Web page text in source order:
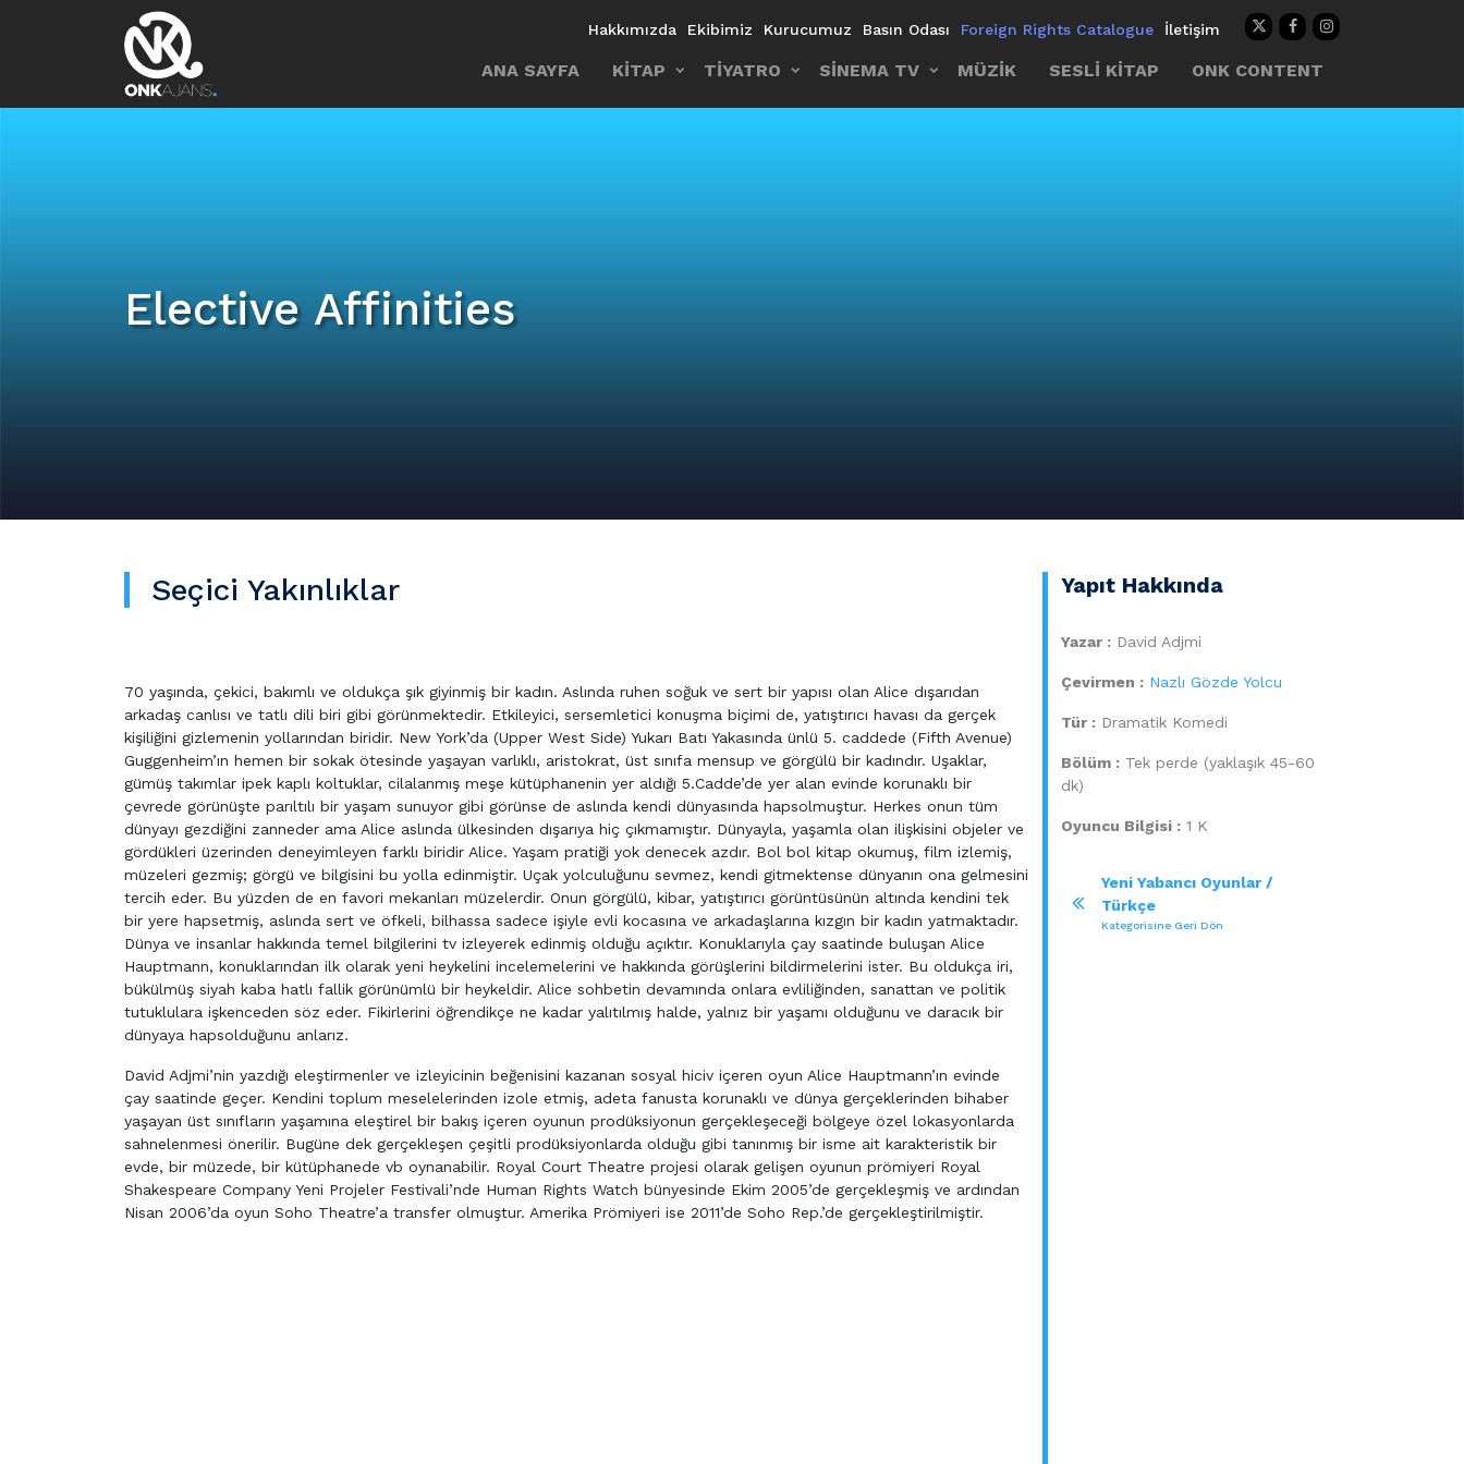
Hakkımızda Ekibimiz Kurucumuz Basın Odası Foreign Rights Catalogue İletişim
ANA SAYFA KİTAP TİYATRO SİNEMA TV MÜZİK SESLİ KİTAP ONK CONTENT
Elective Affinities
Seçici Yakınlıklar
70 yaşında, çekici, bakımlı ve oldukça şık giyinmiş bir kadın. Aslında ruhen soğuk ve sert bir yapısı olan Alice dışarıdan
arkadaş canlısı ve tatlı dili biri gibi görünmektedir. Etkileyici, sersemletici konuşma biçimi de, yatıştırıcı havası da gerçek
kişiliğini gizlemenin yollarından biridir. New York’da (Upper West Side) Yukarı Batı Yakasında ünlü 5. caddede (Fifth Avenue)
Guggenheim’ın hemen bir sokak ötesinde yaşayan varlıklı, aristokrat, üst sınıfa mensup ve görgülü bir kadındır. Uşaklar,
gümüş takımlar ipek kaplı koltuklar, cilalanmış meşe kütüphanenin yer aldığı 5.Cadde’de yer alan evinde korunaklı bir
çevrede görünüşte parıltılı bir yaşam sunuyor gibi görünse de aslında kendi dünyasında hapsolmuştur. Herkes onun tüm
dünyayı gezdiğini zanneder ama Alice aslında ülkesinden dışarıya hiç çıkmamıştır. Dünyayla, yaşamla olan ilişkisini objeler ve
gördükleri üzerinden deneyimleyen farklı biridir Alice. Yaşam pratiği yok denecek azdır. Bol bol kitap okumuş, film izlemiş,
müzeleri gezmiş; görgü ve bilgisini bu yolla edinmiştir. Uçak yolculuğunu sevmez, kendi gitmektense dünyanın ona gelmesini
tercih eder. Bu yüzden de en favori mekanları müzelerdir. Onun görgülü, kibar, yatıştırıcı görüntüsünün altında kendini tek
bir yere hapsetmiş, aslında sert ve öfkeli, bilhassa sadece işiyle evli kocasına ve arkadaşlarına kızgın bir kadın yatmaktadır.
Dünya ve insanlar hakkında temel bilgilerini tv izleyerek edinmiş olduğu açıktır. Konuklarıyla çay saatinde buluşan Alice
Hauptmann, konuklarından ilk olarak yeni heykelini incelemelerini ve hakkında görüşlerini bildirmelerini ister. Bu oldukça iri,
bükülmüş siyah kaba hatlı fallik görünümlü bir heykeldir. Alice sohbetin devamında onlara evliliğinden, sanattan ve politik
tutuklulara işkenceden söz eder. Fikirlerini öğrendikçe ne kadar yalıtılmış halde, yalnız bir yaşamı olduğunu ve daracık bir
dünyaya hapsolduğunu anlarız.
David Adjmi’nin yazdığı eleştirmenler ve izleyicinin beğenisini kazanan sosyal hiciv içeren oyun Alice Hauptmann’ın evinde
çay saatinde geçer. Kendini toplum meselelerinden izole etmiş, adeta fanusta korunaklı ve dünya gerçeklerinden bihaber
yaşayan üst sınıfların yaşamına eleştirel bir bakış içeren oyunun prodüksiyonun gerçekleşeceği bölgeye özel lokasyonlarda
sahnelenmesi önerilir. Bugüne dek gerçekleşen çeşitli prodüksiyonlarda olduğu gibi tanınmış bir isme ait karakteristik bir
evde, bir müzede, bir kütüphanede vb oynanabilir. Royal Court Theatre projesi olarak gelişen oyunun prömiyeri Royal
Shakespeare Company Yeni Projeler Festivali’nde Human Rights Watch bünyesinde Ekim 2005’de gerçekleşmiş ve ardından
Nisan 2006’da oyun Soho Theatre’a transfer olmuştur. Amerika Prömiyeri ise 2011’de Soho Rep.’de gerçekleştirilmiştir.
Yapıt Hakkında
Yazar : David Adjmi
Çevirmen : Nazlı Gözde Yolcu
Tür : Dramatik Komedi
Bölüm : Tek perde (yaklaşık 45-60
dk)
Oyuncu Bilgisi : 1 K
Yeni Yabancı Oyunlar /
Türkçe
Kategorisine Geri Dön